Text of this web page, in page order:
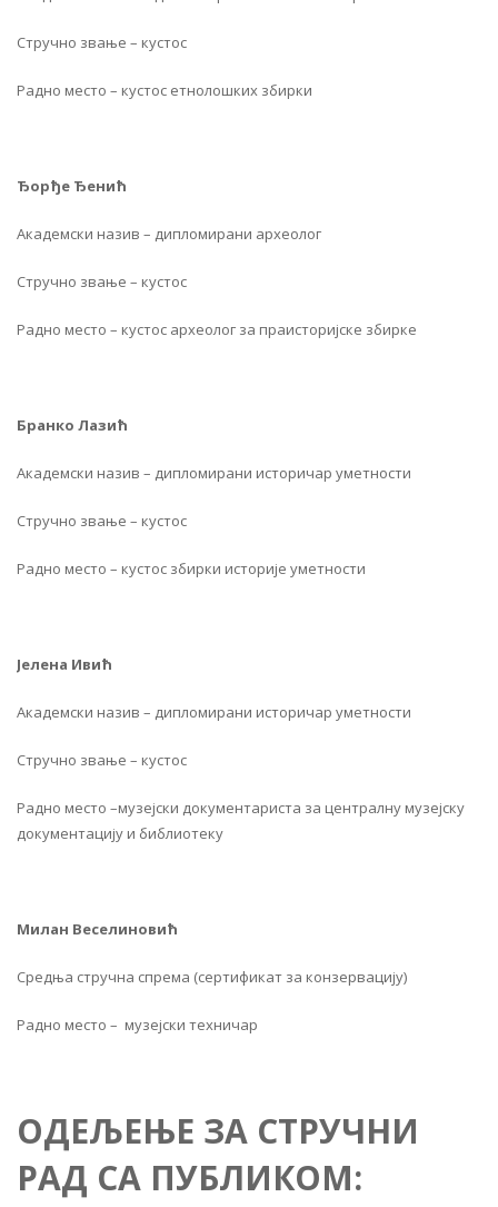
Стручно звање – кустос
Радно место – кустос етнолошких збирки
Ђорђе Ђенић
Академски назив – дипломирани археолог
Стручно звање – кустос
Радно место – кустос археолог за праисторијске збирке
Бранко Лазић
Академски назив – дипломирани историчар уметности
Стручно звање – кустос
Радно место – кустос збирки историје уметности
Јелена Ивић
Академски назив – дипломирани историчар уметности
Стручно звање – кустос
Радно место –музејски документариста за централну музејску
документацију и библиотеку
Милан Веселиновић
Средња стручна спрема (сертификат за конзервацију)
Радно место – музејски техничар
ОДЕЉЕЊЕ ЗА СТРУЧНИ
РАД СА ПУБЛИКОМ: